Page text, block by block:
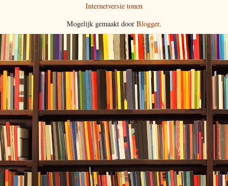
Internetversie tonen
Mogelijk gemaakt door Blogger.